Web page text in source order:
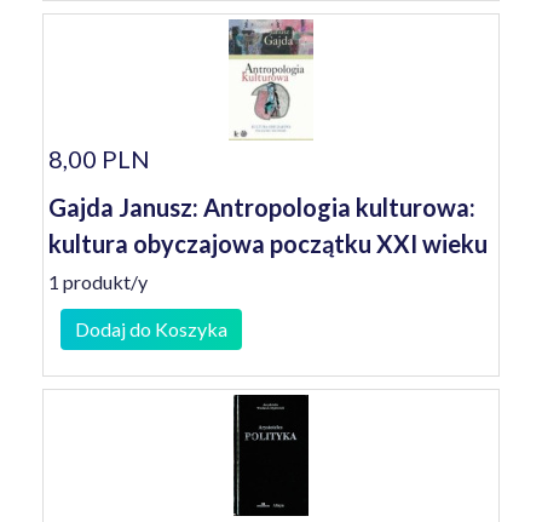
8,00 PLN
Gajda Janusz: Antropologia kulturowa:
kultura obyczajowa początku XXI wieku
1 produkt/y
Dodaj do Koszyka